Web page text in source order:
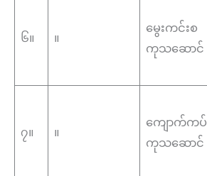
၆။ ။
မွေးကင်းစ
ကုသဆောင်
၇။ ။
ကျောက်ကပ်
ကုသဆောင်